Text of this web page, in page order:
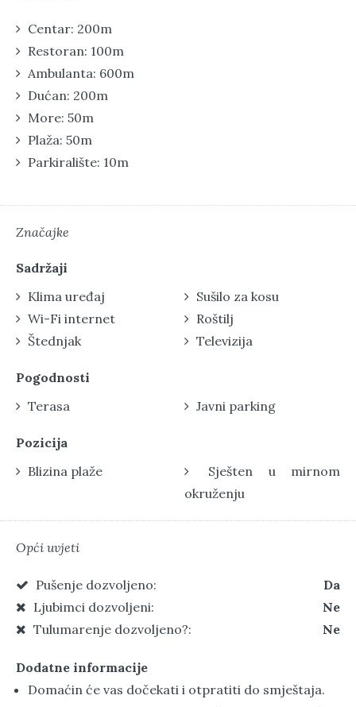
Centar: 200m
Restoran: 100m
Ambulanta: 600m
Dućan: 200m
More: 50m
Plaža: 50m
Parkiralište: 10m
Značajke
Sadržaji
Klima uređaj
Wi-Fi internet
Štednjak
Sušilo za kosu
Roštilj
Televizija
Pogodnosti
Terasa
Javni parking
Pozicija
Blizina plaže
Sješten u mirnom
okruženju
Opći uvjeti
Pušenje dozvoljeno:
Da
Ljubimci dozvoljeni:
Ne
Tulumarenje dozvoljeno?:
Ne
Dodatne informacije
Domaćin će vas dočekati i otpratiti do smještaja.